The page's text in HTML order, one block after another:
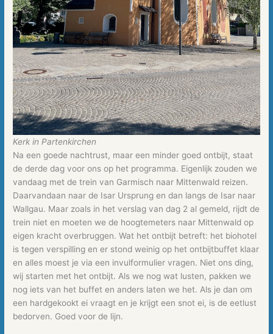
Kerk in Partenkirchen
Na een goede nachtrust, maar een minder goed ontbijt, staat
de derde dag voor ons op het programma. Eigenlijk zouden we
vandaag met de trein van Garmisch naar Mittenwald reizen.
Daarvandaan naar de Isar Ursprung en dan langs de Isar naar
Wallgau. Maar zoals in het verslag van dag 2 al gemeld, rijdt de
trein niet en moeten we de hoogtemeters naar Mittenwald op
eigen kracht overbruggen. Wat het ontbijt betreft: het biohotel
is tegen verspilling en er stond weinig op het ontbijtbuffet klaar
en alles moest je via een invulformulier vragen. Niet ons ding,
wij starten met het ontbijt. Als we nog wat lusten, pakken we
nog iets van het buffet en anders laten we het. Als je dan om
een hardgekookt ei vraagt en je krijgt een snot ei, is de eetlust
bedorven. Goed voor de lijn.